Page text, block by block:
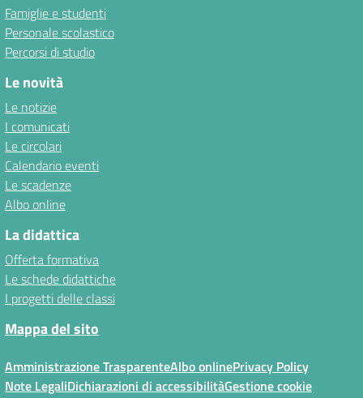
Famiglie e studenti
Personale scolastico
Percorsi di studio
Le novità
Le notizie
I comunicati
Le circolari
Calendario eventi
Le scadenze
Albo online
La didattica
Offerta formativa
Le schede didattiche
I progetti delle classi
Mappa del sito
Amministrazione TrasparenteAlbo onlinePrivacy Policy
Note LegaliDichiarazioni di accessibilitàGestione cookie